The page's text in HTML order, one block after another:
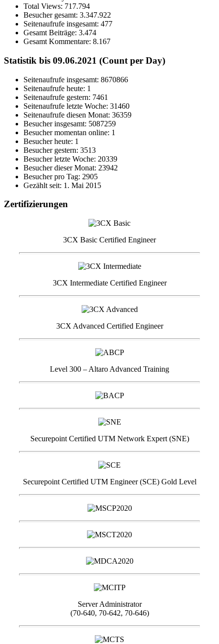
Total Views: 717.794
Besucher gesamt: 3.347.922
Seitenaufrufe insgesamt: 477
Gesamt Beiträge: 3.474
Gesamt Kommentare: 8.167
Statistik bis 09.06.2021 (Count per Day)
Seitenaufrufe insgesamt: 8670866
Seitenaufrufe heute: 1
Seitenaufrufe gestern: 7461
Seitenaufrufe letzte Woche: 31460
Seitenaufrufe diesen Monat: 36359
Besucher insgesamt: 5087259
Besucher momentan online: 1
Besucher heute: 1
Besucher gestern: 3513
Besucher letzte Woche: 20339
Besucher dieser Monat: 23942
Besucher pro Tag: 2905
Gezählt seit: 1. Mai 2015
Zertifizierungen
3CX Basic Certified Engineer
3CX Intermediate Certified Engineer
3CX Advanced Certified Engineer
Level 300 – Altaro Advanced Training
Securepoint Certified UTM Network Expert (SNE)
Securepoint Certified UTM Engineer (SCE) Gold Level
Server Administrator
(70-640, 70-642, 70-646)